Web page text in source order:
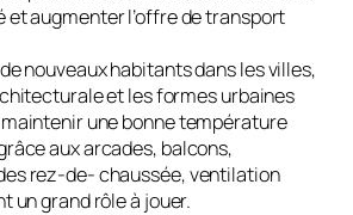
et augmenter l’offre de transport
nouveaux habitants dans les villes,
et les formes urbaines
une bonne température
aux arcades, balcons,
rez-de- chaussée, ventilation
un grand rôle à jouer.